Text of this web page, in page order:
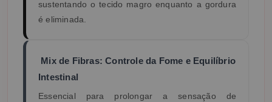
sustentando o tecido magro enquanto a gordura
é eliminada.
Mix de Fibras: Controle da Fome e Equilíbrio
Intestinal
Essencial para prolongar a sensação de